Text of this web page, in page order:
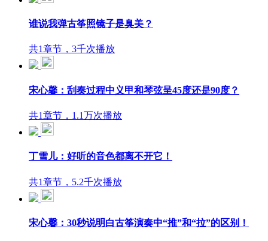
谁说我弹古筝照镜子是臭美？
共1章节，3千次播放
宋心馨：刮奏过程中义甲和琴弦呈45度还是90度？
共1章节，1.1万次播放
丁雪儿：好听的音色都离不开它！
共1章节，5.2千次播放
宋心馨：30秒说明白古筝演奏中“推”和“拉”的区别！